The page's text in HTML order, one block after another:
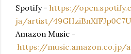
Spotify - https://
ja/artist/
Amazon Music -
https://music.amazon.co.jp/